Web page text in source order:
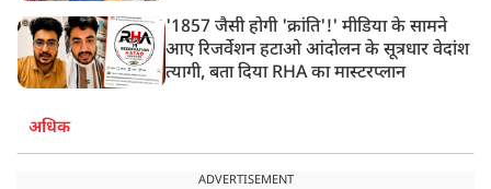
'1857 जैसी होगी 'क्रांति'!' मीडिया के सामने
आए रिजर्वेशन हटाओ आंदोलन के सूत्रधार वेदांश
त्यागी, बता दिया RHA का मास्टरप्लान
अधिक
ADVERTISEMENT